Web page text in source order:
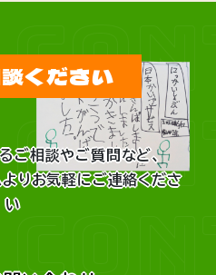
ください
ご相談やご質問など、
りお気軽にご連絡くださ
い